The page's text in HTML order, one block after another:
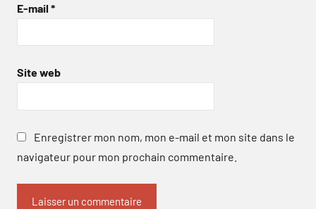
E-mail *
Site web
Enregistrer mon nom, mon e-mail et mon site dans le
navigateur pour mon prochain commentaire.